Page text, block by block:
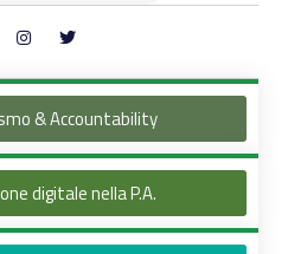
& Accountability
digitale nella P.A.